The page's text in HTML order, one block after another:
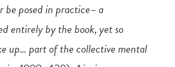
be posed in practice– a
entirely by the book, yet so
up… part of the collective mental